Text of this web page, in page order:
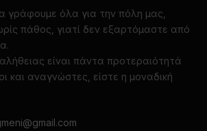
γράφουμε όλα για την πόλη μας,
πάθος, γιατί δεν εξαρτόμαστε από
είναι πάντα προτεραιότητά
και αναγνώστες, είστε η μοναδική